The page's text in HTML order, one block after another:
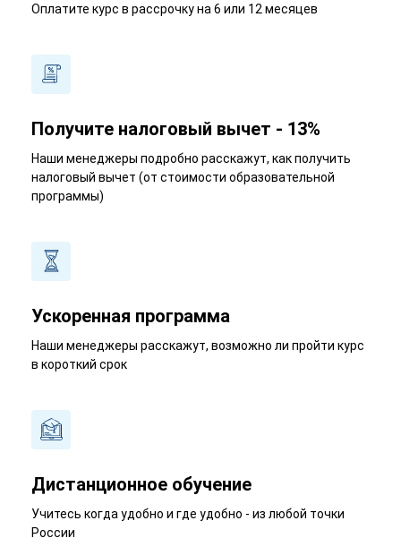
Оплатите курс в рассрочку на 6 или 12 месяцев
Получите налоговый вычет - 13%
Наши менеджеры подробно расскажут, как получить
налоговый вычет (от стоимости образовательной
программы)
Ускоренная программа
Наши менеджеры расскажут, возможно ли пройти курс
в короткий срок
Дистанционное обучение
Учитесь когда удобно и где удобно - из любой точки
России